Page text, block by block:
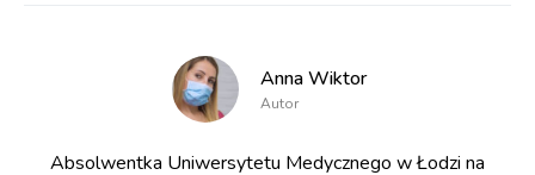
Anna Wiktor
Autor
Absolwentka Uniwersytetu Medycznego w Łodzi na